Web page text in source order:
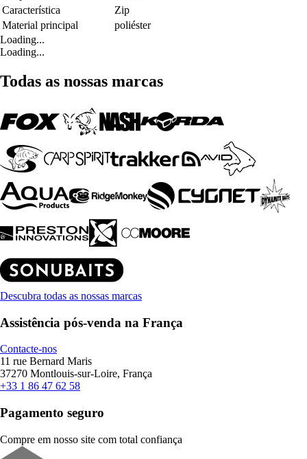
Característica
Zip
Material principal
poliéster
Loading...
Loading...
Todas as nossas marcas
Descubra todas as nossas marcas
Assistência pós-venda na França
Contacte-nos
11 rue Bernard Maris
37270 Montlouis-sur-Loire, França
+33 1 86 47 62 58
Pagamento seguro
Compre em nosso site com total confiança